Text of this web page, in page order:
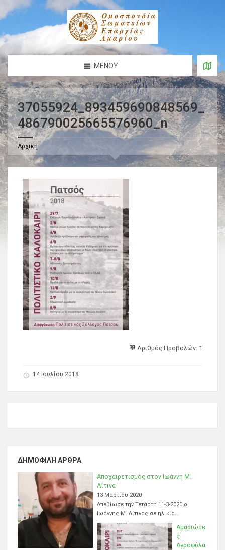
ΜΕΝΟΎ
37055924_893459690848569_
486790025665576960_n
Αρχική
Αριθμός Προβολών: 1
14 Ιουλίου 2018
ΔΗΜΟΦΙΛΉ ΆΡΘΡΑ
Αποχαιρετισμός στον Ιωάννη Μ.
Λίτινα
13 Μαρτίου 2020
Απεβίωσε την Τετάρτη 11-3-2020 ο
Ιωάννης Μ. Λίτινας σε ηλικία…
Αμαριώτε
ς
Αγροφύλα